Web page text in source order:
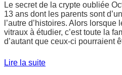
Le secret de la crypte oubliée
13 ans dont les parents sont
l’autre d’histoires. Alors
vitraux à étudier, c’est toute la
d’autant que ceux-ci pourraient
Lire la suite